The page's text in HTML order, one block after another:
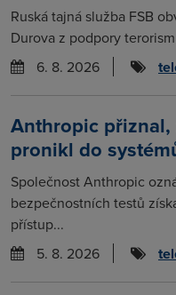
Ruská tajná služba FSB
Durova z podpory
6. 8. 2026
Anthropic
pronikl do
Společnost Anthropic
bezpečnostních testů
přístup...
5. 8. 2026